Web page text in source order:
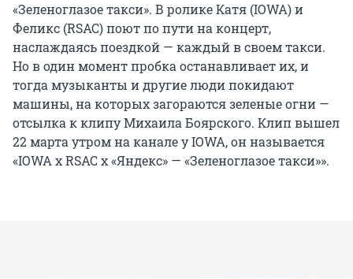
«Зеленоглазое такси». В ролике Катя (IOWA) и
Феликс (RSAC) поют по пути на концерт,
наслаждаясь поездкой — каждый в своем такси.
Но в один момент пробка останавливает их, и
тогда музыканты и другие люди покидают
машины, на которых загораются зеленые огни —
отсылка к клипу Михаила Боярского. Клип вышел
22 марта утром на канале у IOWA, он называется
«IOWA х RSAC х «Яндекс» — «Зеленоглазое такси»».